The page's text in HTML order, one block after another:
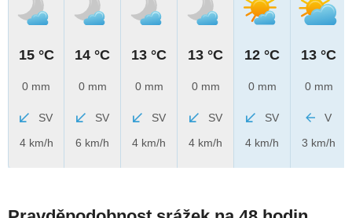
15 °C
0 mm
SV
4 km/h
14 °C
0 mm
SV
6 km/h
13 °C
0 mm
SV
4 km/h
13 °C
0 mm
SV
4 km/h
12 °C
0 mm
SV
4 km/h
13 °C
0 mm
V
3 km/h